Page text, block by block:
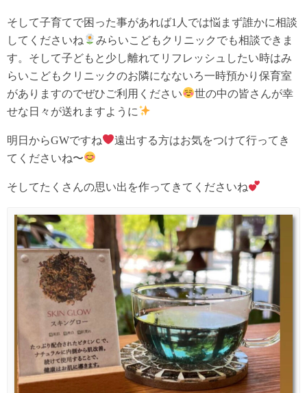
そして子育てで困った事があれば1人では悩まず誰かに相談
してくださいね
みらいこどもクリニックでも相談できま
す。そして子どもと少し離れてリフレッシュしたい時はみ
らいこどもクリニックのお隣になないろ一時預かり保育室
がありますのでぜひご利用ください
世の中の皆さんが幸
せな日々が送れますように
明日からGWですね
遠出する方はお気をつけて行ってき
てくださいね〜
そしてたくさんの思い出を作ってきてくださいね